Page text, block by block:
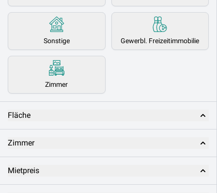
Sonstige Gewerbl. Freizeitimmobilie
Zimmer
Fläche
Zimmer
Mietpreis